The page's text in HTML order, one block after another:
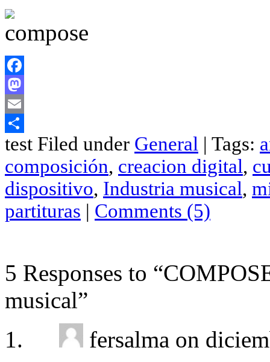
Facebook
Mastodon
Email
Compartir
test Filed under General | Tags:
composición, creacion digital,
dispositivo, Industria musical,
partituras | Comments (5)
5 Responses to
musical”
fersalma on